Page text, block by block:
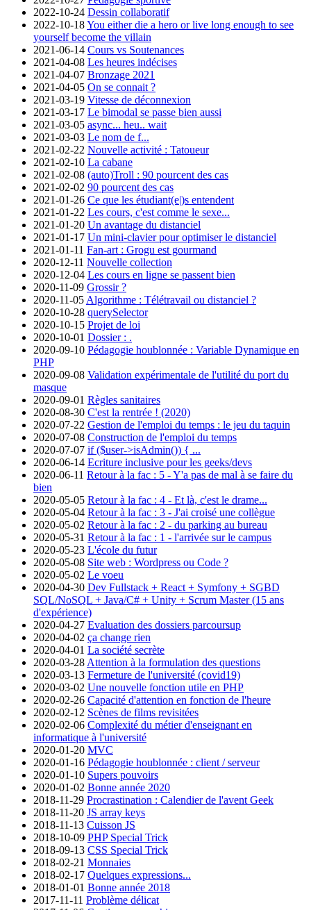
2022-10-24 Dessin collaboratif
2022-10-18You either die a hero or live long enough to see
yourself become the villain
2021-06-14 Cours vs Soutenances
2021-04-08 Les heures indécises
2021-04-07 Bronzage 2021
2021-04-05 On se connait ?
2021-03-19 Vitesse de déconnexion
2021-03-17 Le bimodal se passe bien aussi
2021-03-05 async... heu.. wait
2021-03-03 Le nom de f...
2021-02-22 Nouvelle activité : Tatoueur
2021-02-10 La cabane
2021-02-08 (auto)Troll : 90 pourcent des cas
2021-02-02 90 pourcent des cas
2021-01-26 Ce que les étudiant(e|)s entendent
2021-01-22 Les cours, c'est comme le sexe...
2021-01-20 Un avantage du distanciel
2021-01-17 Un mini-clavier pour optimiser le distanciel
2021-01-11 Fan-art : Grogu est gourmand
2020-12-11 Nouvelle collection
2020-12-04 Les cours en ligne se passent bien
2020-11-09 Grossir ?
2020-11-05 Algorithme : Télétravail ou distanciel ?
2020-10-28 querySelector
2020-10-15 Projet de loi
2020-10-01 Dossier : .
2020-09-10 Pédagogie houblonnée : Variable Dynamique en
PHP
2020-09-08 Validation expérimentale de l'utilité du port du
masque
2020-09-01 Règles sanitaires
2020-08-30 C'est la rentrée ! (2020)
2020-07-22 Gestion de l'emploi du temps : le jeu du taquin
2020-07-08 Construction de l'emploi du temps
2020-07-07 if ($user->isAdmin()) { ...
2020-06-14 Ecriture inclusive pour les geeks/devs
2020-06-11 Retour à la fac : 5 - Y'a pas de mal à se faire du
bien
2020-05-05 Retour à la fac : 4 - Et là, c'est le drame...
2020-05-04 Retour à la fac : 3 - J'ai croisé une collègue
2020-05-02 Retour à la fac : 2 - du parking au bureau
2020-05-31 Retour à la fac : 1 - l'arrivée sur le campus
2020-05-23 L'école du futur
2020-05-08 Site web : Wordpress ou Code ?
2020-05-02 Le voeu
2020-04-30 Dev Fullstack + React + Symfony + SGBD
SQL/NoSQL + Java/C# + Unity + Scrum Master (15 ans
d'expérience)
2020-04-27 Evaluation des dossiers parcoursup
2020-04-02 ça change rien
2020-04-01 La société secrète
2020-03-28 Attention à la formulation des questions
2020-03-13 Fermeture de l'université (covid19)
2020-03-02 Une nouvelle fonction utile en PHP
2020-02-26 Capacité d'attention en fonction de l'heure
2020-02-12 Scènes de films revisitées
2020-02-06 Complexité du métier d'enseignant en
informatique à l'université
2020-01-20 MVC
2020-01-16 Pédagogie houblonnée : client / serveur
2020-01-10 Supers pouvoirs
2020-01-02 Bonne année 2020
2018-11-29 Procrastination : Calendier de l'avent Geek
2018-11-20 JS array keys
2018-11-13 Cuisson JS
2018-10-09 PHP Special Trick
2018-09-13 CSS Special Trick
2018-02-21 Monnaies
2018-02-17 Quelques expressions...
2018-01-01 Bonne année 2018
2017-11-11 Problème délicat